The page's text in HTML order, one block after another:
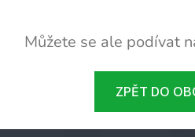
Můžete se ale podívat
ZPĚT DO